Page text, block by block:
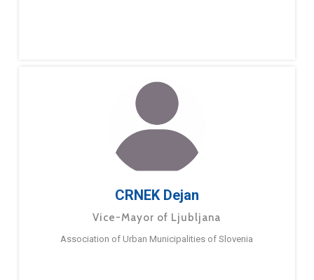
CRNEK Dejan
Vice-Mayor of Ljubljana
​Association of Urban Municipalities of Slovenia